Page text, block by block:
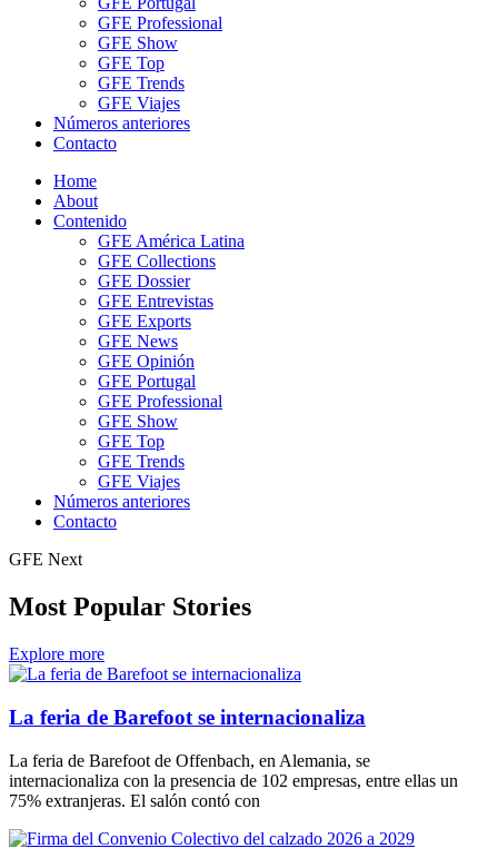
GFE Professional
GFE Show
GFE Top
GFE Trends
GFE Viajes
Números anteriores
Contacto
Home
About
Contenido
GFE América Latina
GFE Collections
GFE Dossier
GFE Entrevistas
GFE Exports
GFE News
GFE Opinión
GFE Portugal
GFE Professional
GFE Show
GFE Top
GFE Trends
GFE Viajes
Números anteriores
Contacto
GFE Next
Most Popular Stories
Explore more
La feria de Barefoot se internacionaliza
La feria de Barefoot de Offenbach, en Alemania, se
internacionaliza con la presencia de 102 empresas, entre ellas un
75% extranjeras. El salón contó con